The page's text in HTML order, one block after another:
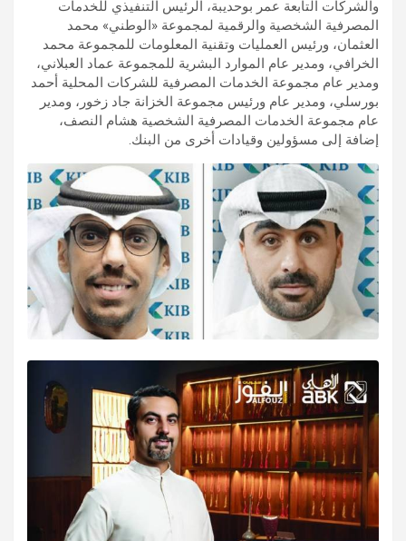
والشركات التابعة عمر بوحديبة، الرئيس التنفيذي للخدمات
المصرفية الشخصية والرقمية لمجموعة «الوطني» محمد
العثمان، ورئيس العمليات وتقنية المعلومات للمجموعة محمد
الخرافي، ومدير عام الموارد البشرية للمجموعة عماد العبلاني،
ومدير عام مجموعة الخدمات المصرفية للشركات المحلية أحمد
بورسلي، ومدير عام ورئيس مجموعة الخزانة جاد زخور، ومدير
عام مجموعة الخدمات المصرفية الشخصية هشام النصف،
إضافة إلى مسؤولين وقيادات أخرى من البنك.